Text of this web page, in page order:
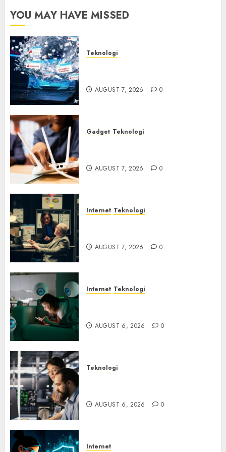
6, 2026
YOU MAY HAVE MISSED
Teknologi
AUGUST 7, 2026 0
Gadget Teknologi
AUGUST 7, 2026 0
Internet Teknologi
AUGUST 7, 2026 0
Internet Teknologi
AUGUST 6, 2026 0
Teknologi
AUGUST 6, 2026 0
Internet